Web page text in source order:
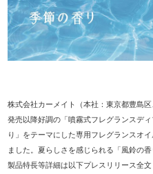
株式会社カーメイト（本社：東京都豊島
発売以降好調の「噴霧式フレグランスデ
り」をテーマにした専用フレグランスオ
ました。夏らしさを感じられる「風鈴の
製品特長等詳細は以下プレスリリース全文